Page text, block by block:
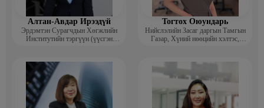
Алтан-Авдар Ирээдүй
Эрдэмтэн Сурагчдын Хөгжлийн
Институтийн тэргүүн (үүсгэн
Тогтох Оюундарь
Нийслэлийн Засаг даргын Тамгын
Газар, Хүний нөөцийн хэлтэс,